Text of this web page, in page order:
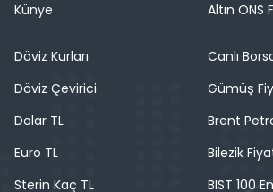
Künye
Altın ONS
Döviz Kurları
Döviz Çevirici
Dolar TL
Euro TL
Sterin Kaç TL
Canlı
Gümüş
Brent
Bilezik
BIST 100